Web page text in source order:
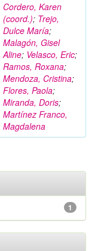
Cordero, Karen
(coord.); Trejo,
Dulce María;
Malagón, Gisel
Aline; Velasco, Eric;
Ramos, Roxana;
Mendoza, Cristina;
Flores, Paola;
Miranda, Doris;
Martínez Franco,
Magdalena
1